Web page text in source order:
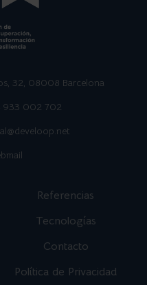
32, 08008 Barcelona
933 002 702
Referencias
Tecnologías
Contacto
Política de Privacidad